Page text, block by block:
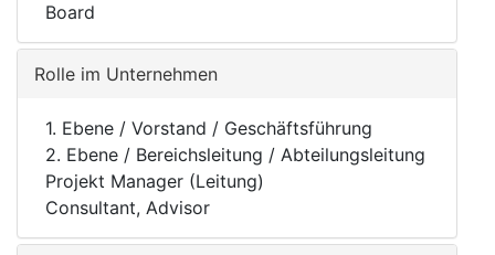
Board
Rolle im Unternehmen
1. Ebene / Vorstand / Geschäftsführung
2. Ebene / Bereichsleitung / Abteilungsleitung
Projekt Manager (Leitung)
Consultant, Advisor